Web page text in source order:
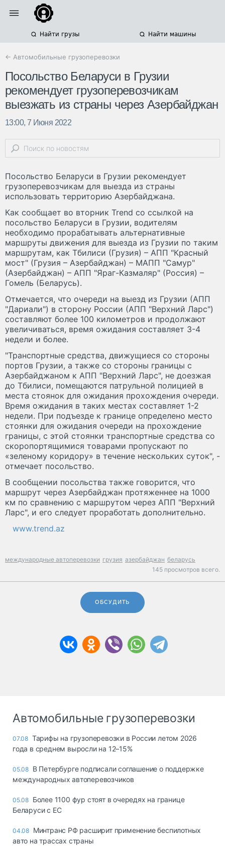
Найти грузы Найти машины
← Автомобильные грузоперевозки
Посольство Беларуси в Грузии
рекомендует грузоперевозчикам
выезжать из страны через Азербайджан
13:00, 7 Июня 2022
Посольство Беларуси в Грузии рекомендует
грузоперевозчикам для выезда из страны
использовать территорию Азербайджана.
Как сообщает во вторник Trend со ссылкой на
посольство Беларуси в Грузии, водителям
необходимо прорабатывать альтернативные
маршруты движения для выезда из Грузии по таким
маршрутам, как Тбилиси (Грузия) – АПП "Красный
мост" (Грузия – Азербайджан) – МАПП "Самур"
(Азербайджан) – АПП "Яраг-Казмаляр" (Россия) –
Гомель (Беларусь).
Отмечается, что очереди на выезд из Грузии (АПП
"Дариали") в сторону России (АПП "Верхний Ларс")
составляют более 100 километров и продолжают
увеличиваться, время ожидания составляет 3-4
недели и более.
"Транспортные средства, движущиеся со стороны
портов Грузии, а также со стороны границы с
Азербайджаном к АПП "Верхний Ларс", не доезжая
до Тбилиси, помещаются патрульной полицией в
места стоянок для ожидания прохождения очереди.
Время ожидания в таких местах составляет 1-2
недели. При подъезде к границе определено место
стоянки для ожидания очереди на прохождение
границы, с этой стоянки транспортные средства со
скоропортящимися товарами пропускают по
«зеленому коридору» в течение нескольких суток", -
отмечает посольство.
В сообщении посольства также говорится, что
маршрут через Азербайджан протяженнее на 1000
км по сравнению с маршрутом через АПП "Верхний
Ларс", и его следует проработать дополнительно.
www.trend.az
международные автоперевозки грузия азербайджан беларусь
145 просмотров всего.
ОБСУДИТЬ
Автомобильные грузоперевозки
07.08 Тарифы на грузоперевозки в России летом 2026
года в среднем выросли на 12–15%
05.08 В Петербурге подписали соглашение о поддержке
международных автоперевозчиков
05.08 Более 1100 фур стоят в очередях на границе
Беларуси с ЕС
04.08 Минтранс РФ расширит применение беспилотных
авто на трассах страны